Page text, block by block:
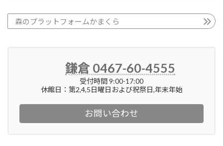
森のプラットフォームかまくら
鎌倉 0467-60-4555
受付時間 9:00-17:00
休館日：第2,4,5日曜日および祝祭日,年末年始
お問い合わせ